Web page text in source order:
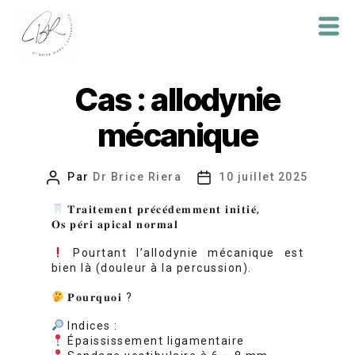
Cas : allodynie
mécanique
Auteur
l’article
Par Dr Brice Riera
Date
l’article
10 juillet 2025
𝐓𝐫𝐚𝐢𝐭𝐞𝐦𝐞𝐧𝐭 𝐩𝐫𝐞́𝐜𝐞́𝐝𝐞𝐦𝐦𝐞𝐧𝐭 𝐢𝐧𝐢𝐭𝐢𝐞́,
𝐎𝐬 𝐩𝐞́𝐫𝐢 𝐚𝐩𝐢𝐜𝐚𝐥 𝐧𝐨𝐫𝐦𝐚𝐥
Pourtant l’allodynie mécanique est
bien là (douleur à la percussion).
𝐏𝐨𝐮𝐫𝐪𝐮𝐨𝐢 ?
Indices :
Épaississement ligamentaire